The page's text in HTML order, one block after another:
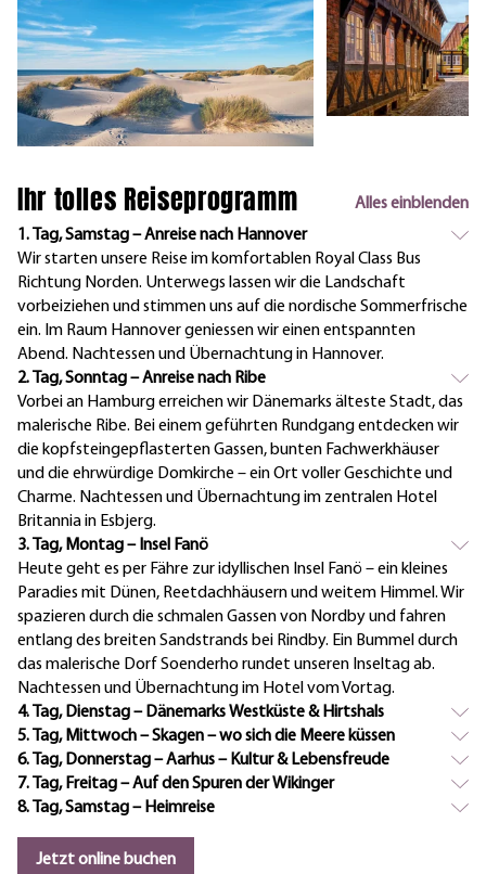
Ihr tolles Reiseprogramm
Alles einblenden
1. Tag, Samstag – Anreise nach Hannover
Wir starten unsere Reise im komfortablen Royal Class Bus
Richtung Norden. Unterwegs lassen wir die Landschaft
vorbeiziehen und stimmen uns auf die nordische Sommerfrische
ein. Im Raum Hannover geniessen wir einen entspannten
Abend. Nachtessen und Übernachtung in Hannover.
2. Tag, Sonntag – Anreise nach Ribe
Vorbei an Hamburg erreichen wir Dänemarks älteste Stadt, das
malerische Ribe. Bei einem geführten Rundgang entdecken wir
die kopfsteingepflasterten Gassen, bunten Fachwerkhäuser
und die ehrwürdige Domkirche – ein Ort voller Geschichte und
Charme. Nachtessen und Übernachtung im zentralen Hotel
Britannia in Esbjerg.
3. Tag, Montag – Insel Fanö
Heute geht es per Fähre zur idyllischen Insel Fanö – ein kleines
Paradies mit Dünen, Reetdachhäusern und weitem Himmel. Wir
spazieren durch die schmalen Gassen von Nordby und fahren
entlang des breiten Sandstrands bei Rindby. Ein Bummel durch
das malerische Dorf Soenderho rundet unseren Inseltag ab.
Nachtessen und Übernachtung im Hotel vom Vortag.
4. Tag, Dienstag – Dänemarks Westküste & Hirtshals
5. Tag, Mittwoch – Skagen – wo sich die Meere küssen
6. Tag, Donnerstag – Aarhus – Kultur & Lebensfreude
7. Tag, Freitag – Auf den Spuren der Wikinger
8. Tag, Samstag – Heimreise
Jetzt online buchen